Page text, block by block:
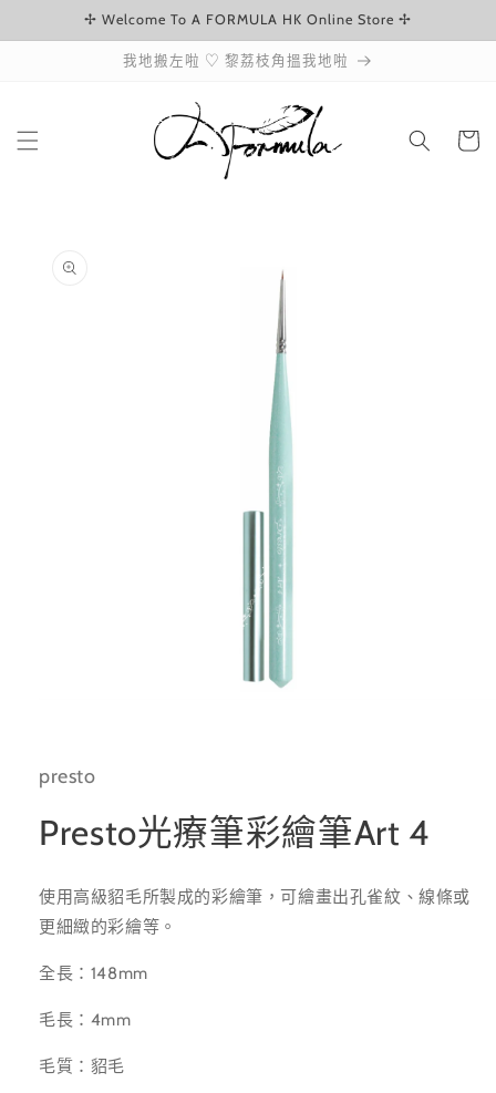
跳至內容✢ Welcome To A FORMULA HK Online Store ✢
我地搬左啦 ♡ 黎荔枝角搵我地啦
物
資訊
視
開
媒
體
案
1
presto
Presto光療筆彩繪筆Art 4
使用高級貂毛所製成的彩繪筆，可繪畫出孔雀紋、線條或
更細緻的彩繪等。
全長：148mm
毛長：4mm
毛質：貂毛